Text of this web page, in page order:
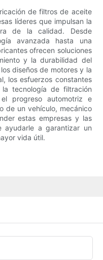
de filtros de aceite
líderes que impulsan la
de la calidad. Desde
avanzada hasta una
ofrecen soluciones
y la durabilidad del
diseños de motores y la
los esfuerzos constantes
tecnología de filtración
progreso automotriz e
de un vehículo, mecánico
estas empresas y las
ayudarle a garantizar un
vida útil.